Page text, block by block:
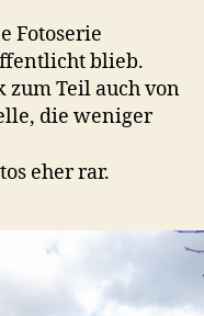
Fotoserie
blieb.
zum Teil auch von
die weniger
eher rar.